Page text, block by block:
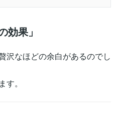
効果」
沢なほどの余白があるのでし
。